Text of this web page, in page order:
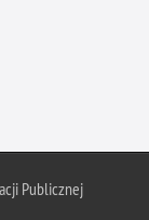
Publicznej